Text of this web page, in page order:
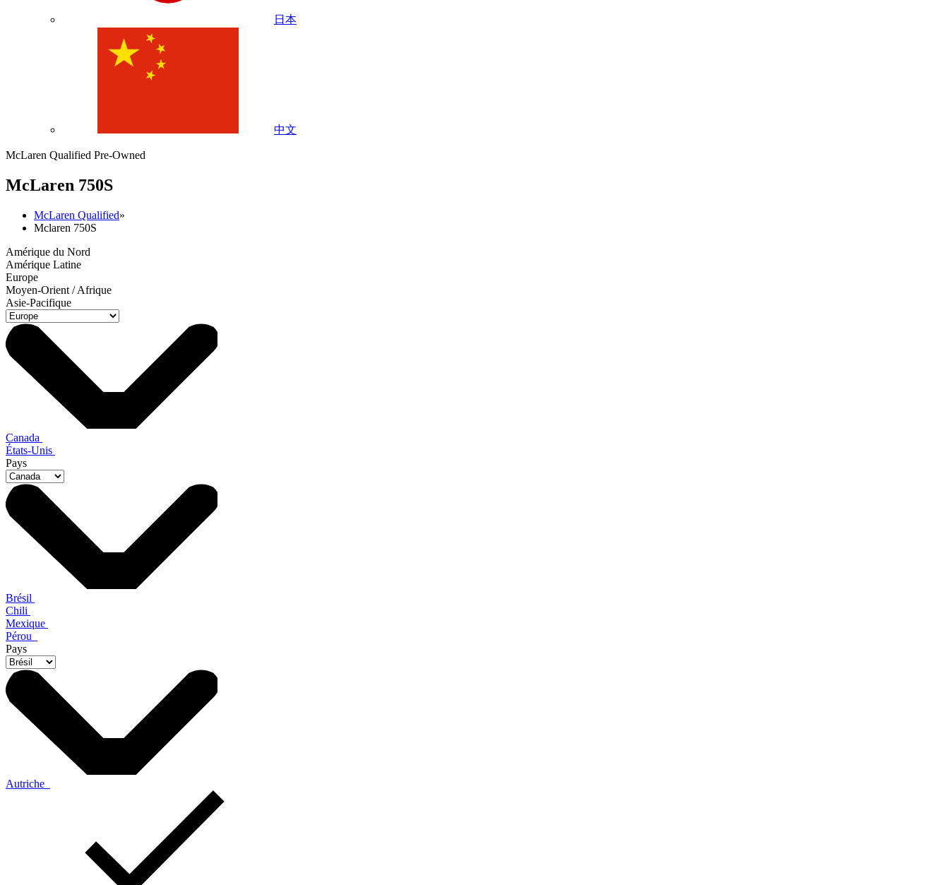
日本
中文
McLaren Qualified Pre-Owned
McLaren 750S
McLaren Qualified»
Mclaren 750S
Amérique du Nord
Amérique Latine
Europe
Moyen-Orient / Afrique
Asie-Pacifique
Canada
États-Unis
Pays
Brésil
Chili
Mexique
Pérou
Pays
Autriche